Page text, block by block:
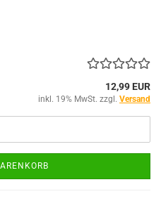
12,99 EUR
inkl. 19% MwSt. zzgl. Versand